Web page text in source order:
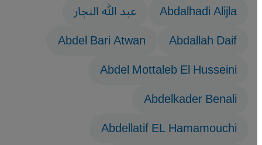
Abdalhadi Alijla
عبد الله النجار
Abdallah Daif
Abdel Bari Atwan
Abdel Mottaleb El Husseini
Abdelkader Benali
Abdellatif EL Hamamouchi